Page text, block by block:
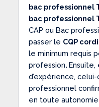
bac professionnel
bac professionnel
CAP ou Bac
passer le CQP
le minimum requis
profession.
d’expérience,
professionnel
en toute